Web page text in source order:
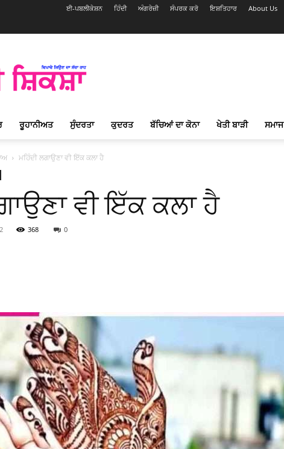
ਈ-ਪਬਲੀਕੇਸ਼ਨ ਹਿੰਦੀ ਅੰਗਰੇਜ਼ੀ ਸੰਪਰਕ ਕਰੋ ਇਸ਼ਤਿਹਾਰ About Us
Shiksha
Punjabi
ਸ਼ਿਕਸ਼ਾ
ਪ੍ਰਸਿੱਧ
ਮੈਗਜ਼ੀਨ
ਰੂਹਾਨੀਅਤ ਸੁੰਦਰਤਾ ਕੁਦਰਤ ਬੱਚਿਆਂ ਦਾ ਕੋਨਾ ਖੇਤੀ ਬਾੜੀ ਸਮਾਜ
ਮਹਿੰਦੀ ਲਗਾਉਣਾ ਵੀ ਇੱਕ ਕਲਾ ਹੈ
ਵੀ ਇੱਕ ਕਲਾ ਹੈ
368 0